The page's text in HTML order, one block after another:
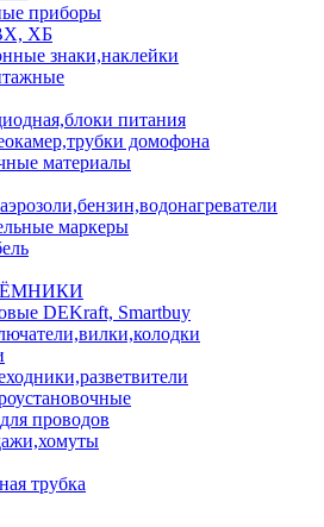
приборы
ХБ
знаки,наклейки
питания
домофона
материалы
маркеры
DEKraft, Smartbuy
проводов
трубка